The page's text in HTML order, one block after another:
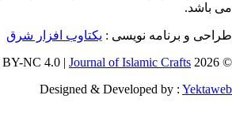
نویسی : یکتاوب افزار شرق
Journal of Islamic
Designed & Developed by :